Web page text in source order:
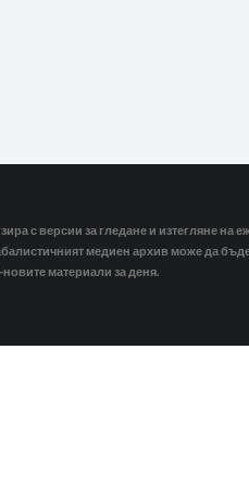
с версии за гледане и изтегляне на
медиен архив може да
материали за деня.